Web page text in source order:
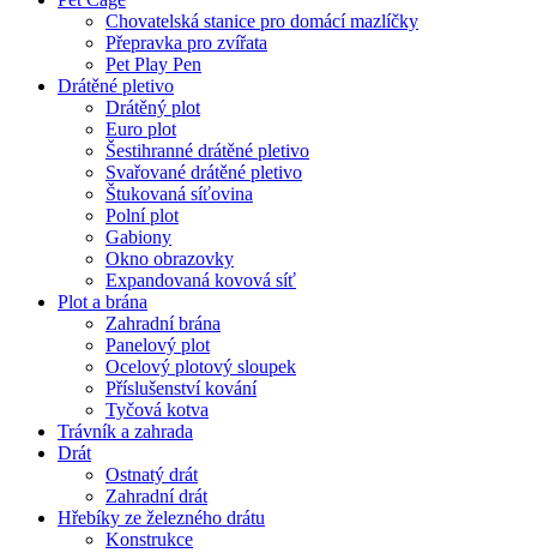
Chovatelská stanice pro domácí mazlíčky
Přepravka pro zvířata
Pet Play Pen
Drátěné pletivo
Drátěný plot
Euro plot
Šestihranné drátěné pletivo
Svařované drátěné pletivo
Štukovaná síťovina
Polní plot
Gabiony
Okno obrazovky
Expandovaná kovová síť
Plot a brána
Zahradní brána
Panelový plot
Ocelový plotový sloupek
Příslušenství kování
Tyčová kotva
Trávník a zahrada
Drát
Ostnatý drát
Zahradní drát
Hřebíky ze železného drátu
Konstrukce